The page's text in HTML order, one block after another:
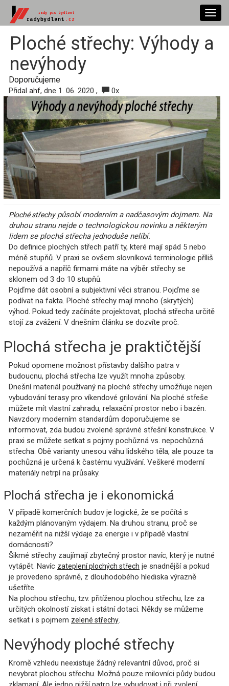
Ploché střechy: Výhody a
nevýhody
Doporučujeme
Přidal ahf, dne 1. 06. 2020 , 0x
Ploché střechypůsobí moderním a nadčasovým dojmem. Na
druhou stranu nejde o technologickou novinku a některým
lidem se plochá střecha jednoduše nelíbí.
Do definice plochých střech patří ty, které mají spád 5 nebo
méně stupňů. V praxi se ovšem slovníková terminologie příliš
nepoužívá a napříč firmami máte na výběr střechy se
sklonem od 3 do 10 stupňů.
Pojďme dát osobní a subjektivní věci stranou. Pojďme se
podívat na fakta. Ploché střechy mají mnoho (skrytých)
výhod. Pokud tedy začínáte projektovat, plochá střecha určitě
stojí za zvážení. V dnešním článku se dozvíte proč.
Plochá střecha je praktičtější
Pokud opomene možnost přístavby dalšího patra v
budoucnu, plochá střecha lze využít mnoha způsoby.
Dnešní materiál používaný na ploché střechy umožňuje nejen
vybudování terasy pro víkendové grilování. Na ploché střeše
můžete mít vlastní zahradu, relaxační prostor nebo i bazén.
Navzdory moderním standardům doporučujeme se
informovat, zda budou zvolené správné střešní konstrukce. V
praxi se můžete setkat s pojmy pochůzná vs. nepochůzná
střecha. Obě varianty unesou váhu lidského těla, ale pouze ta
pochůzná je určená k častému využívání. Veškeré moderní
materiály netrpí na průsaky.
Plochá střecha je i ekonomická
V případě komerčních budov je logické, že se počítá s
každým plánovaným výdajem. Na druhou stranu, proč se
nezaměřit na nižší výdaje za energie i v případě vlastní
domácnosti?
Šikmé střechy zaujímají zbytečný prostor navíc, který je nutné
vytápět. Navíc zateplení plochých střech je snadnější a pokud
je provedeno správně, z dlouhodobého hlediska výrazně
ušetříte.
Na plochou střechu, tzv. přitíženou plochou střechu, lze za
určitých okolností získat i státní dotaci. Někdy se můžeme
setkat i s pojmem zelené střechy.
Nevýhody ploché střechy
Kromě vzhledu neexistuje žádný relevantní důvod, proč si
nevybrat plochou střechu. Možná pouze milovníci půdy budou